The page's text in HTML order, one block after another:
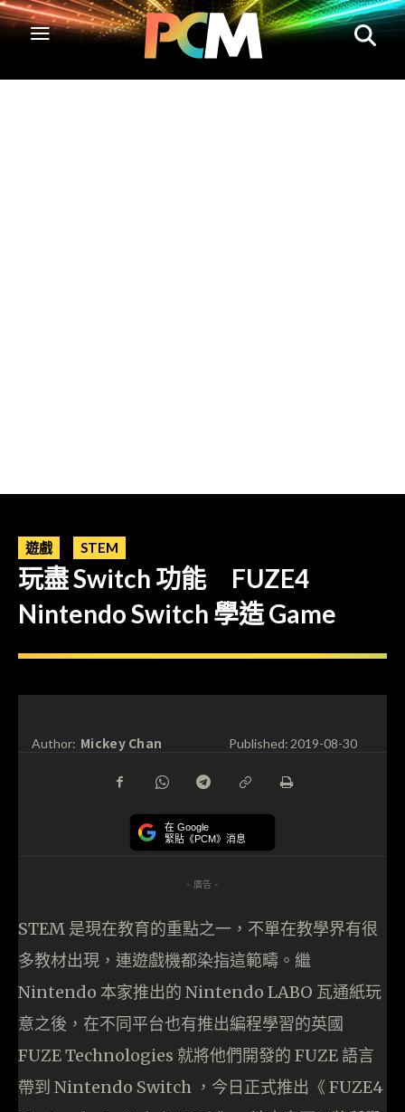
遊戲 STEM
玩盡 Switch 功能 FUZE4
Nintendo Switch 學造 Game
Author: Mickey Chan Published:2019-08-30
在 Google
緊貼《PCM》消息
- 廣告 -
STEM 是現在教育的重點之一，不單在教學界有很
多教材出現，連遊戲機都染指這範疇。繼
Nintendo 本家推出的 Nintendo LABO 瓦通紙玩
意之後，在不同平台也有推出編程學習的英國
FUZE Technologies 就將他們開發的 FUZE 語言
帶到 Nintendo Switch ，今日正式推出《 FUZE4